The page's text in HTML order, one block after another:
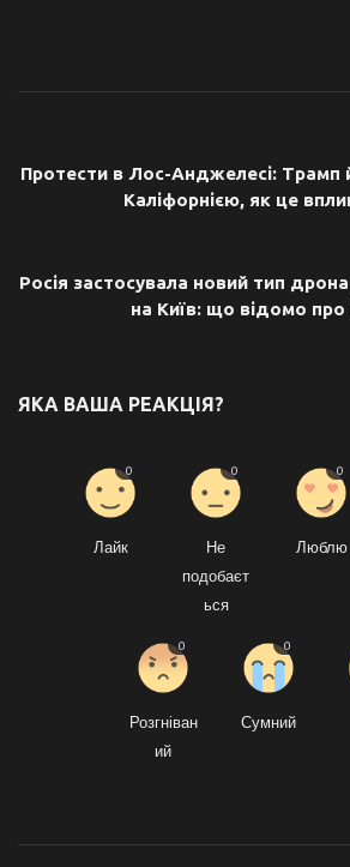
Протести в Лос-Анджелесі: Трамп
Каліфорнією, як це
Росія застосувала новий тип дрона
на Київ: що відомо про
ЯКА ВАША РЕАКЦІЯ?
Лайк
0
Не
подобаєт
ься
0
Люблю
0
Розгніван
ий
0
Сумний
0